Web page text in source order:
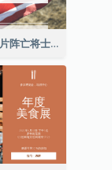
美国国旗照片阵亡将士纪念日庆祝活动Facebook帖子